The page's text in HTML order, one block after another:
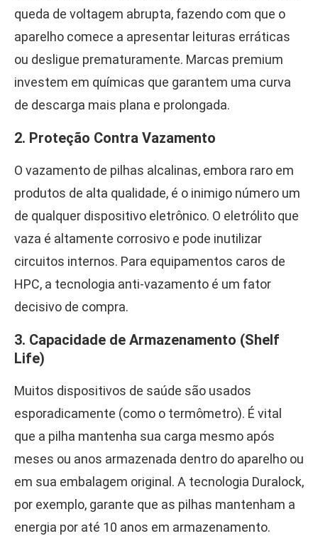
queda de voltagem abrupta, fazendo com que o
aparelho comece a apresentar leituras erráticas
ou desligue prematuramente. Marcas premium
investem em químicas que garantem uma curva
de descarga mais plana e prolongada.
2. Proteção Contra Vazamento
O vazamento de pilhas alcalinas, embora raro em
produtos de alta qualidade, é o inimigo número um
de qualquer dispositivo eletrônico. O eletrólito que
vaza é altamente corrosivo e pode inutilizar
circuitos internos. Para equipamentos caros de
HPC, a tecnologia anti-vazamento é um fator
decisivo de compra.
3. Capacidade de Armazenamento (Shelf
Life)
Muitos dispositivos de saúde são usados
esporadicamente (como o termômetro). É vital
que a pilha mantenha sua carga mesmo após
meses ou anos armazenada dentro do aparelho ou
em sua embalagem original. A tecnologia Duralock,
por exemplo, garante que as pilhas mantenham a
energia por até 10 anos em armazenamento.